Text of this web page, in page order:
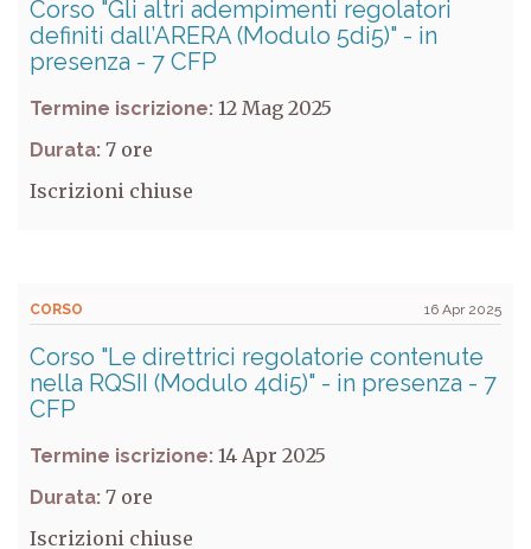
Corso "Gli altri adempimenti regolatori
definiti dall’ARERA (Modulo 5di5)" - in
presenza - 7 CFP
Termine iscrizione: 12 Mag 2025
Durata: 7
Iscrizioni chiuse
CORSO 16 Apr 2025
Corso "Le direttrici regolatorie contenute
nella RQSII (Modulo 4di5)" - in presenza - 7
CFP
Termine iscrizione: 14 Apr 2025
Durata: 7
Iscrizioni chiuse